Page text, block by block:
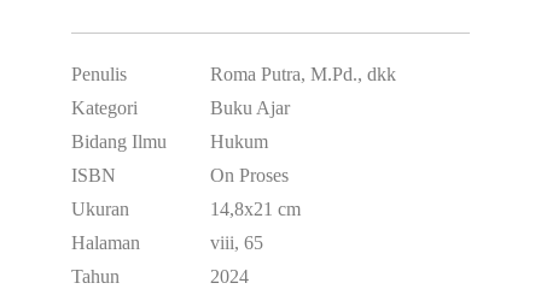
Penulis
Kategori
Bidang Ilmu
ISBN
Ukuran
Halaman
Tahun
Roma Putra, M.Pd., dkk
Buku Ajar
Hukum
On Proses
14,8x21 cm
viii, 65
2024